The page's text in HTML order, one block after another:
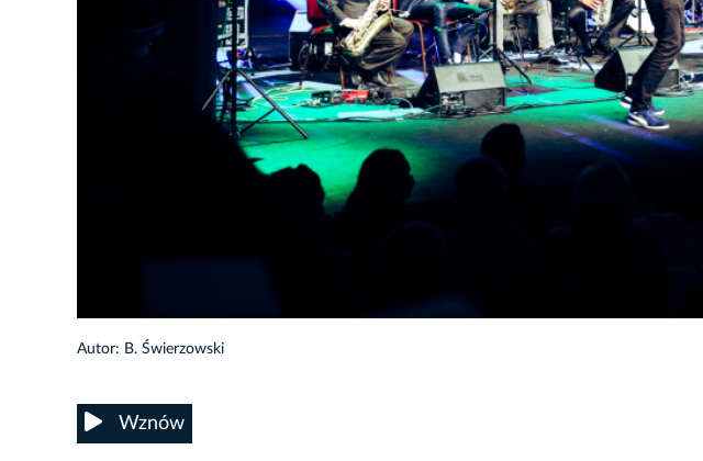
Autor: B. Świerzowski
Wznów